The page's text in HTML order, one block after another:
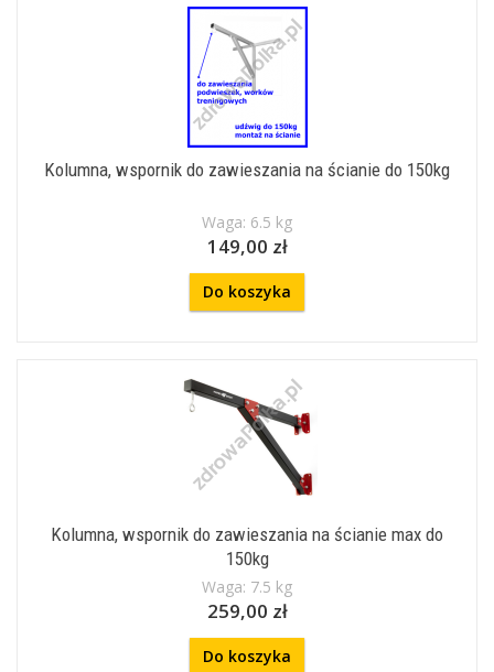
Kolumna, wspornik do zawieszania na ścianie do 150kg
Waga: 6.5 kg
149,00 zł
Do koszyka
Kolumna, wspornik do zawieszania na ścianie max do
150kg
Waga: 7.5 kg
259,00 zł
Do koszyka